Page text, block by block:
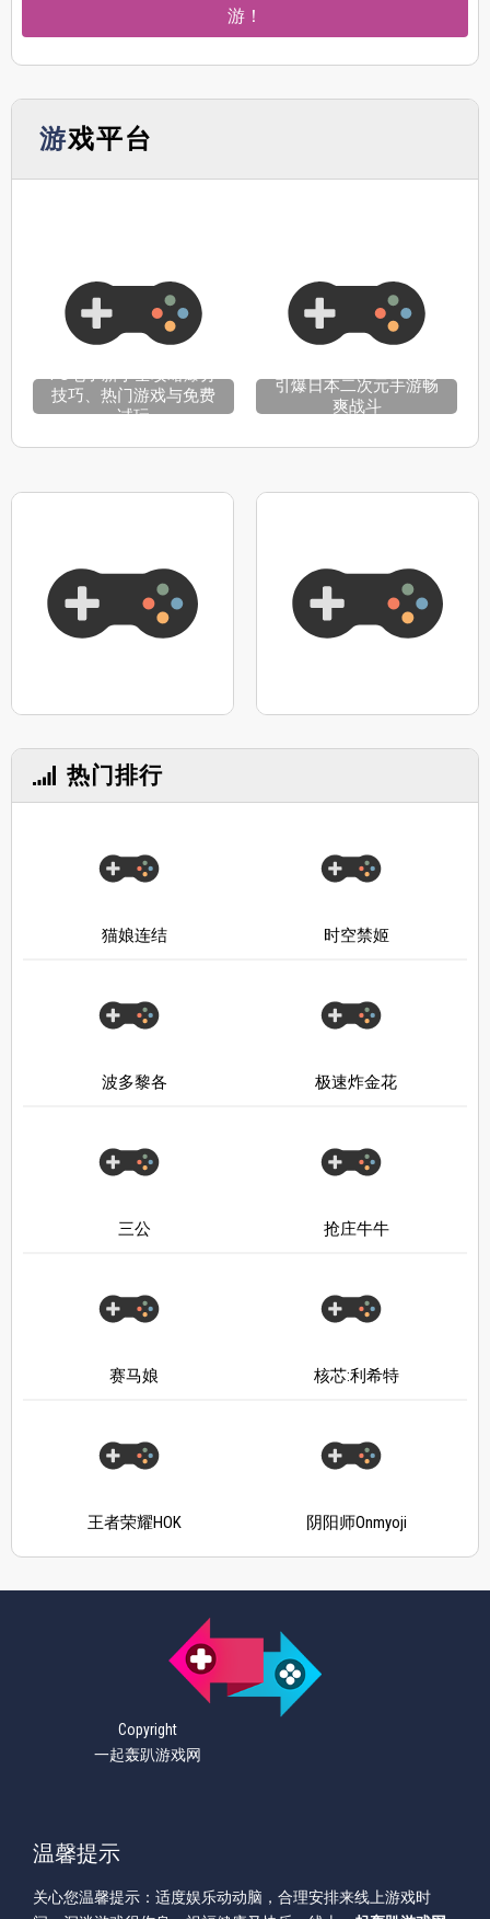
游！
游戏平台
PG电子新手全攻略爆分
技巧、热门游戏与免费
试玩
引爆日本二次元手游畅
爽战斗
热门排行
猫娘连结 时空禁姬
波多黎各 极速炸金花
三公 抢庄牛牛
赛马娘 核芯:利希特
王者荣耀HOK 阴阳师Onmyoji
Copyright
一起轰趴游戏网
温馨提示
关心您温馨提示：适度娱乐动动脑，合理安排来线上游戏时